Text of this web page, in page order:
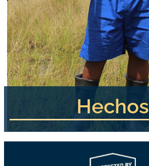
Hechos